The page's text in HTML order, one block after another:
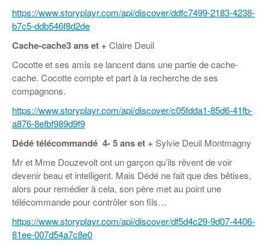
https://www.storyplayr.com/api/discover/ddfc7499-2183-4238-
b7c5-ddb546f8d2de
Cache-cache3 ans et + Claire Deuil
Cocotte et ses amis se lancent dans une partie de cache-
cache. Cocotte compte et part à la recherche de ses
compagnons.
https://www.storyplayr.com/api/discover/c05fdda1-85d6-41fb-
a876-8efbf989d9f9
Dédé télécommandé 4- 5 ans et + Sylvie Deuil Montmagny
Mr et Mme Douzevolt ont un garçon qu’ils rêvent de voir
devenir beau et intelligent. Mais Dédé ne fait que des bêtises,
alors pour remédier à cela, son père met au point une
télécommande pour contrôler son fils…
https://www.storyplayr.com/api/discover/df5d4c29-9d07-4406-
81ee-007d54a7c8e0